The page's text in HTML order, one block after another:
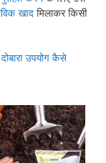
खादमिलाकर किसी
उपयोग कैसे